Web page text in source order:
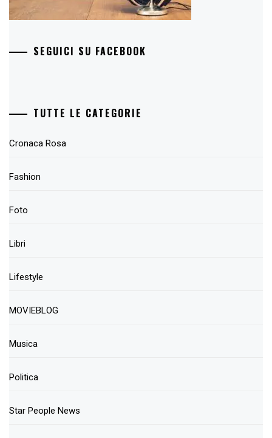
SEGUICI SU FACEBOOK
TUTTE LE CATEGORIE
Cronaca Rosa
Fashion
Foto
Libri
Lifestyle
MOVIEBLOG
Musica
Politica
Star People News